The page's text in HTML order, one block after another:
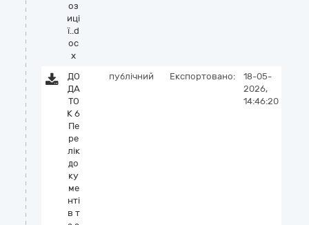
оз
иці
ї..d
oc
x
ДО
ДА
ТО
К 6
Пе
ре
лік
до
ку
ме
нті
в т
публічний Експортовано:
18-05-
2026,
14:46:20